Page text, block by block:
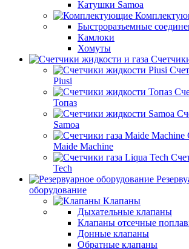
Катушки Samoa
Быстроразъемные
Камлоки
Хомуты
Piusi
Топаз
Samoa
Maide Machine
Tech
оборудование
Клапаны
Дыхательные клапаны
Клапаны отсечные
Донные клапаны
Обратные клапаны